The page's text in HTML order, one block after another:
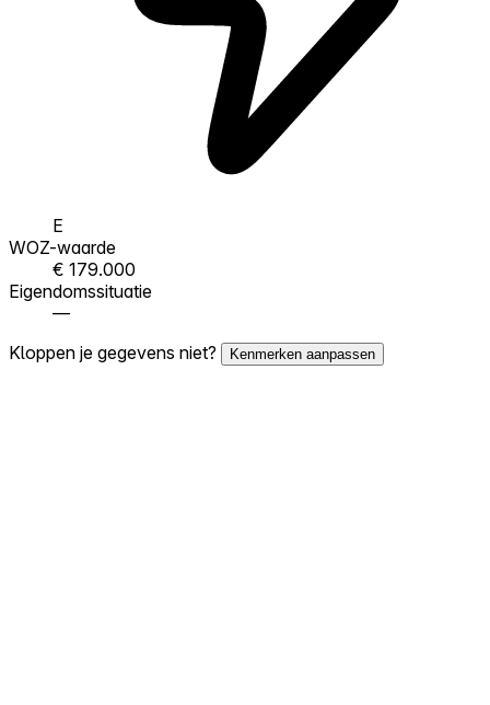
E
WOZ-waarde
€ 179.000
Eigendomssituatie
—
Kloppen je gegevens niet?
Kenmerken aanpassen